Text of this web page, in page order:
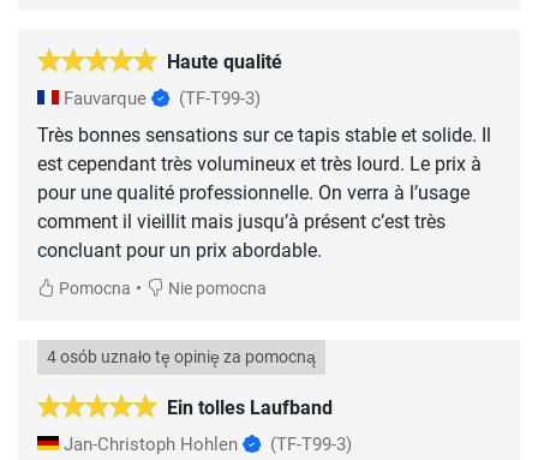
Haute qualité
Fauvarque (TF-T99-3)
Très bonnes sensations sur ce tapis stable et solide. Il
est cependant très volumineux et très lourd. Le prix à
pour une qualité professionnelle. On verra à l’usage
comment il vieillit mais jusqu’à présent c’est très
concluant pour un prix abordable.
Pomocna • Nie pomocna
Ein tolles Laufband
4 osób uznało tę opinię za pomocną
Jan-Christoph Hohlen (TF-T99-3)